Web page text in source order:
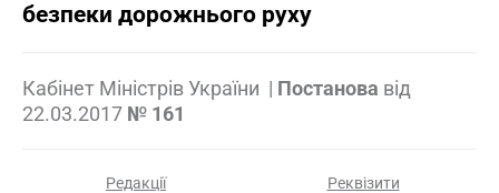
безпеки дорожнього руху
Кабінет Міністрів України | Постанова від
22.03.2017 № 161
Редакції Реквізити